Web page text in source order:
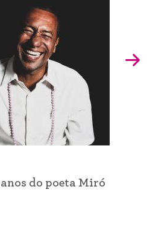
do poeta Miró